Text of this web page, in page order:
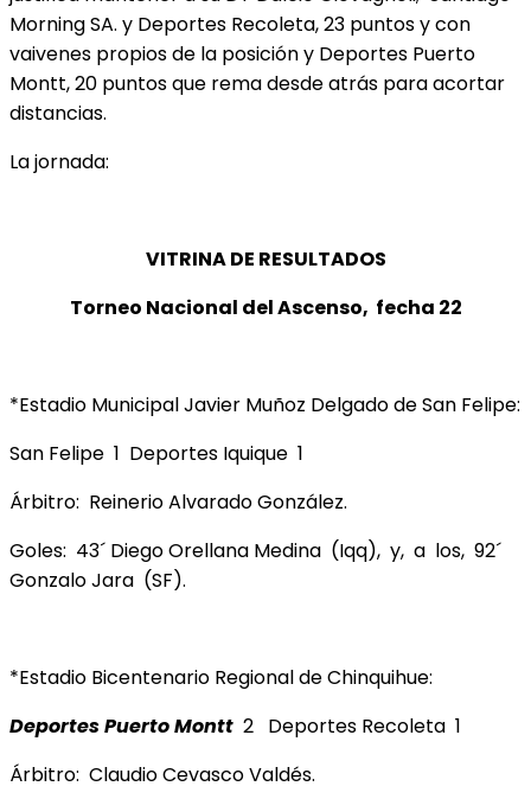
Morning SA. y Deportes Recoleta, 23 puntos y con
vaivenes propios de la posición y Deportes Puerto
Montt, 20 puntos que rema desde atrás para acortar
distancias.
La jornada:
VITRINA DE RESULTADOS
Torneo Nacional del Ascenso, fecha 22
*Estadio Municipal Javier Muñoz Delgado de San Felipe:
San Felipe 1 Deportes Iquique 1
Árbitro: Reinerio Alvarado González.
Goles: 43´ Diego Orellana Medina (Iqq), y, a los, 92´
Gonzalo Jara (SF).
*Estadio Bicentenario Regional de Chinquihue:
Deportes Puerto Montt 2 Deportes Recoleta 1
Árbitro: Claudio Cevasco Valdés.